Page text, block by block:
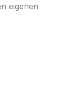
eigenen